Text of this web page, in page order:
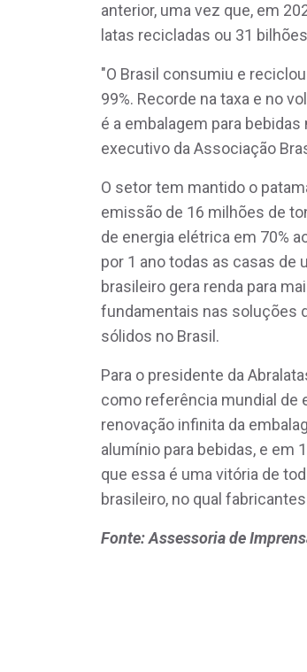
anterior, uma vez que, em
latas recicladas ou 31
"O Brasil consumiu e
99%. Recorde na taxa e no
é a embalagem para
executivo da Associação
O setor tem mantido o
emissão de 16 milhões de
de energia elétrica em 70%
por 1 ano todas as casas de
brasileiro gera renda para
fundamentais nas soluções
sólidos no Brasil.
Para o presidente da
como referência mundial de
renovação infinita da
alumínio para bebidas, e em
que essa é uma vitória de
brasileiro, no qual
Fonte: Assessoria de